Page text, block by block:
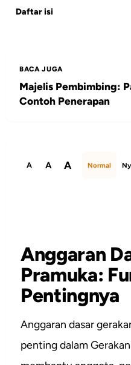
Daftar isi
BACA JUGA
Majelis Pembimbing:
Contoh Penerapan
A A A Normal
Anggaran
Pramuka:
Pentingnya
Anggaran dasar
penting dalam